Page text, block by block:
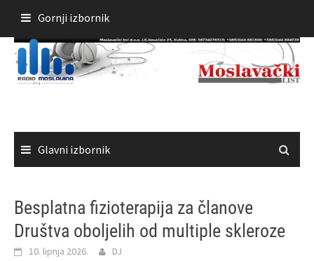
sadržaja
Gornji izbornik
Glavni izbornik
Besplatna fizioterapija za članove
Društva oboljelih od multiple skleroze
10. lipnja 2026. DJ